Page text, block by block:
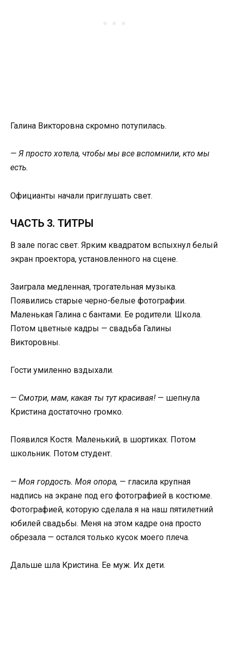
Галина Викторовна скромно потупилась.
— Я просто хотела, чтобы мы все вспомнили, кто мы
есть.
Официанты начали приглушать свет.
ЧАСТЬ 3. ТИТРЫ
В зале погас свет. Ярким квадратом вспыхнул белый
экран проектора, установленного на сцене.
Заиграла медленная, трогательная музыка.
Появились старые черно-белые фотографии.
Маленькая Галина с бантами. Ее родители. Школа.
Потом цветные кадры — свадьба Галины
Викторовны.
Гости умиленно вздыхали.
— Смотри, мам, какая ты тут красивая! — шепнула
Кристина достаточно громко.
Появился Костя. Маленький, в шортиках. Потом
школьник. Потом студент.
— Моя гордость. Моя опора, — гласила крупная
надпись на экране под его фотографией в костюме.
Фотографией, которую сделала я на наш пятилетний
юбилей свадьбы. Меня на этом кадре она просто
обрезала — остался только кусок моего плеча.
Дальше шла Кристина. Ее муж. Их дети.